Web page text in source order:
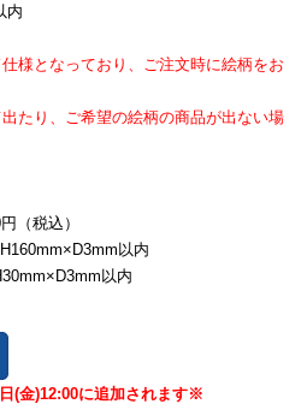
内
様となっており、ご注文時に絵柄をお
たり、ご希望の絵柄の商品が出ない場
（税込）
以内
以内
(金)12:00に追加されます※